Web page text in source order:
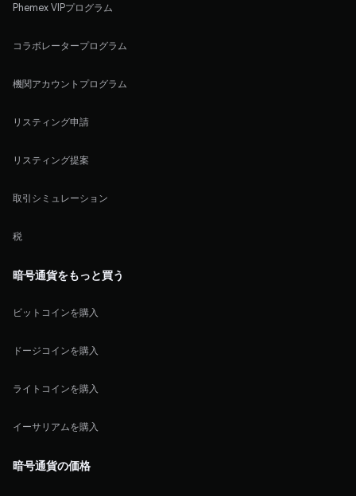
Phemex VIPプログラム
コラボレータープログラム
機関アカウントプログラム
リスティング申請
リスティング提案
取引シミュレーション
税
暗号通貨をもっと買う
ビットコインを購入
ドージコインを購入
ライトコインを購入
イーサリアムを購入
暗号通貨の価格